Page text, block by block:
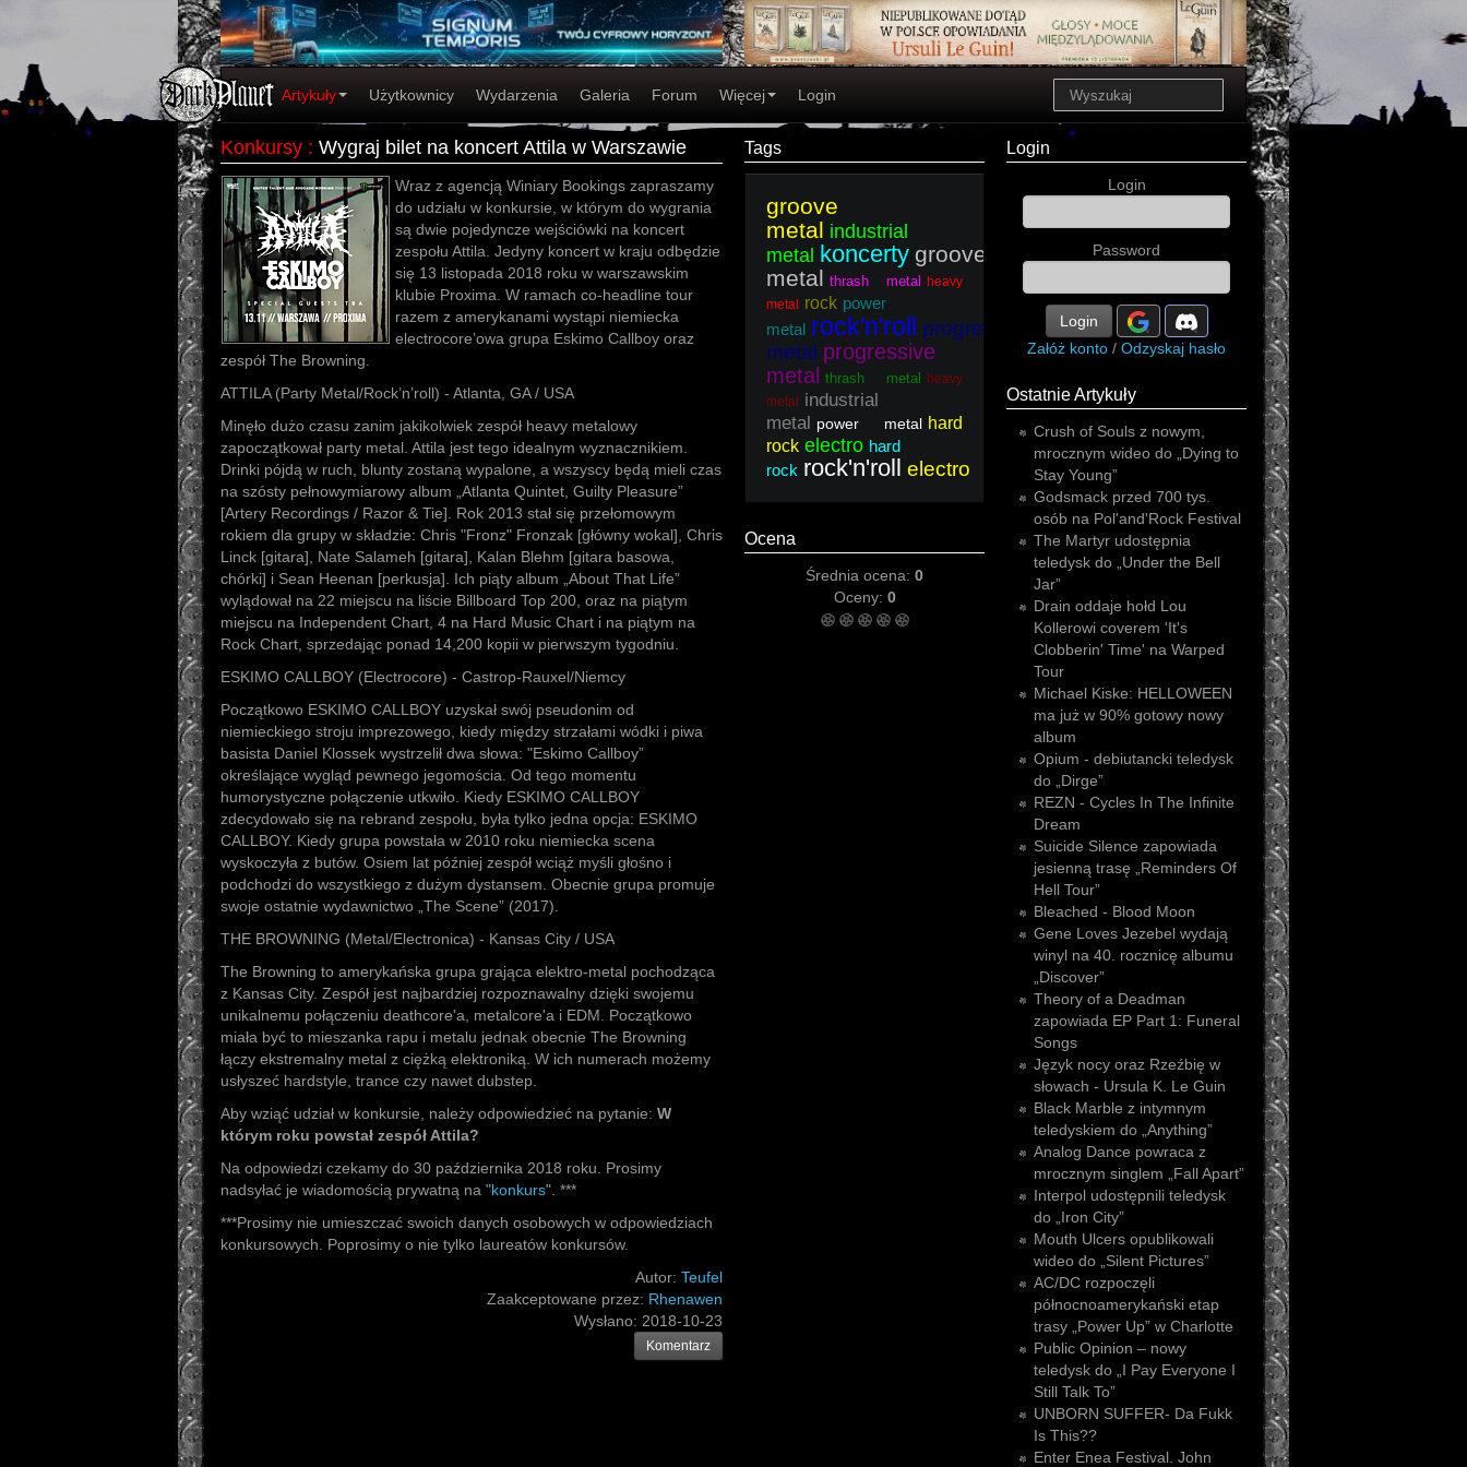
Artykuły Użytkownicy Wydarzenia Galeria Forum Więcej Login
Konkursy : Wygraj bilet na koncert Attila w Warszawie
Wraz z agencją Winiary Bookings zapraszamy
do udziału w konkursie, w którym do wygrania
są dwie pojedyncze wejściówki na koncert
zespołu Attila. Jedyny koncert w kraju odbędzie
się 13 listopada 2018 roku w warszawskim
klubie Proxima. W ramach co-headline tour
razem z amerykanami wystąpi niemiecka
electrocore’owa grupa Eskimo Callboy oraz
zespół The Browning.
ATTILA (Party Metal/Rock’n’roll) - Atlanta, GA / USA
Minęło dużo czasu zanim jakikolwiek zespół heavy metalowy
zapoczątkował party metal. Attila jest tego idealnym wyznacznikiem.
Drinki pójdą w ruch, blunty zostaną wypalone, a wszyscy będą mieli czas
na szósty pełnowymiarowy album „Atlanta Quintet, Guilty Pleasure”
[Artery Recordings / Razor & Tie]. Rok 2013 stał się przełomowym
rokiem dla grupy w składzie: Chris "Fronz" Fronzak [główny wokal], Chris
Linck [gitara], Nate Salameh [gitara], Kalan Blehm [gitara basowa,
chórki] i Sean Heenan [perkusja]. Ich piąty album „About That Life”
wylądował na 22 miejscu na liście Billboard Top 200, oraz na piątym
miejscu na Independent Chart, 4 na Hard Music Chart i na piątym na
Rock Chart, sprzedając ponad 14,200 kopii w pierwszym tygodniu.
ESKIMO CALLBOY (Electrocore) - Castrop-Rauxel/Niemcy
Początkowo ESKIMO CALLBOY uzyskał swój pseudonim od
niemieckiego stroju imprezowego, kiedy między strzałami wódki i piwa
basista Daniel Klossek wystrzelił dwa słowa: "Eskimo Callboy”
określające wygląd pewnego jegomościa. Od tego momentu
humorystyczne połączenie utkwiło. Kiedy ESKIMO CALLBOY
zdecydowało się na rebrand zespołu, była tylko jedna opcja: ESKIMO
CALLBOY. Kiedy grupa powstała w 2010 roku niemiecka scena
wyskoczyła z butów. Osiem lat później zespół wciąż myśli głośno i
podchodzi do wszystkiego z dużym dystansem. Obecnie grupa promuje
swoje ostatnie wydawnictwo „The Scene” (2017).
THE BROWNING (Metal/Electronica) - Kansas City / USA
The Browning to amerykańska grupa grająca elektro-metal pochodząca
z Kansas City. Zespół jest najbardziej rozpoznawalny dzięki swojemu
unikalnemu połączeniu deathcore'a, metalcore'a i EDM. Początkowo
miała być to mieszanka rapu i metalu jednak obecnie The Browning
łączy ekstremalny metal z ciężką elektroniką. W ich numerach możemy
usłyszeć hardstyle, trance czy nawet dubstep.
Aby wziąć udział w konkursie, należy odpowiedzieć na pytanie: W
którym roku powstał zespół Attila?
Na odpowiedzi czekamy do 30 października 2018 roku. Prosimy
nadsyłać je wiadomością prywatną na "konkurs". ***
***Prosimy nie umieszczać swoich danych osobowych w odpowiedziach
konkursowych. Poprosimy o nie tylko laureatów konkursów.
Autor: Teufel
Zaakceptowane przez: Rhenawen
Wysłano: 2018-10-23
Komentarz
Tags
groove
metal industrial
metal koncerty groove
metal thrash metal
heavy
metal
rock power
metal rock'n'roll progressive
metal progressive
metal thrash metal
heavy
metal
industrial
metal power metal hard
rock electro hard
rock rock'n'roll electro
Ocena
Średnia ocena: 0
Oceny: 0
Login
Login
Password
Login
Załóż konto / Odzyskaj hasło
Ostatnie Artykuły
Crush of Souls z nowym,
mrocznym wideo do „Dying to
Stay Young”
Godsmack przed 700 tys.
osób na Pol'and'Rock Festival
The Martyr udostępnia
teledysk do „Under the Bell
Jar”
Drain oddaje hołd Lou
Kollerowi coverem 'It's
Clobberin' Time' na Warped
Tour
Michael Kiske: HELLOWEEN
ma już w 90% gotowy nowy
album
Opium - debiutancki teledysk
do „Dirge”
REZN - Cycles In The Infinite
Dream
Suicide Silence zapowiada
jesienną trasę „Reminders Of
Hell Tour”
Bleached - Blood Moon
Gene Loves Jezebel wydają
winyl na 40. rocznicę albumu
„Discover”
Theory of a Deadman
zapowiada EP Part 1: Funeral
Songs
Język nocy oraz Rzeźbię w
słowach - Ursula K. Le Guin
Black Marble z intymnym
teledyskiem do „Anything”
Analog Dance powraca z
mrocznym singlem „Fall Apart”
Interpol udostępnili teledysk
do „Iron City”
Mouth Ulcers opublikowali
wideo do „Silent Pictures”
AC/DC rozpoczęli
północnoamerykański etap
trasy „Power Up” w Charlotte
Public Opinion – nowy
teledysk do „I Pay Everyone I
Still Talk To”
UNBORN SUFFER- Da Fukk
Is This??
Enter Enea Festival. John